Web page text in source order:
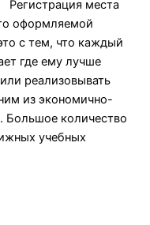
Регистрация места
оформляемой
с тем, что каждый
где ему лучше
реализовывать
из экономично-
Большое количество
учебных